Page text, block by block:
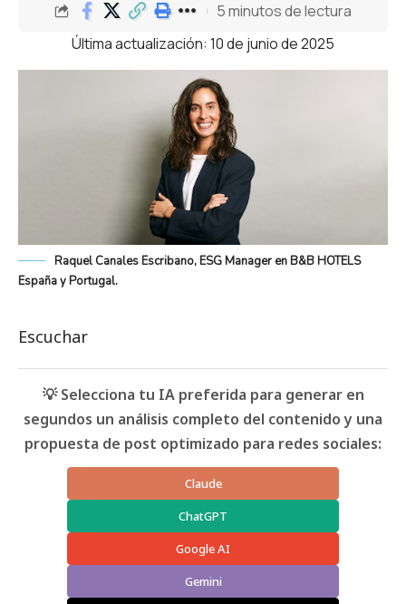
Última actualización: 10 de junio de 2025
5 minutos de lectura
Raquel Canales Escribano, ESG Manager en B&B HOTELS
España y Portugal.
Escuchar
💡 Selecciona tu IA preferida para generar en
segundos un análisis completo del contenido y una
propuesta de post optimizado para redes sociales:
Claude
ChatGPT
Google AI
Gemini